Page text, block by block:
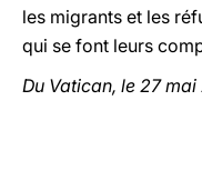
les migrants et les
qui se font leurs
Du Vatican, le 27 mai